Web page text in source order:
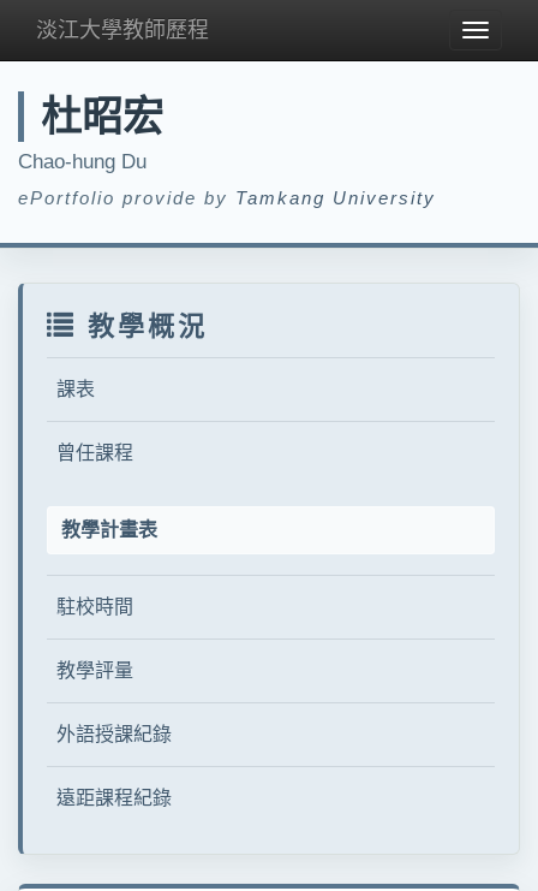
Toggle
淡江大學教師歷程
杜昭宏
Chao-hung Du
ePortfolio provide by Tamkang University
教學概況
課表
曾任課程
教學計畫表
駐校時間
教學評量
外語授課紀錄
遠距課程紀錄